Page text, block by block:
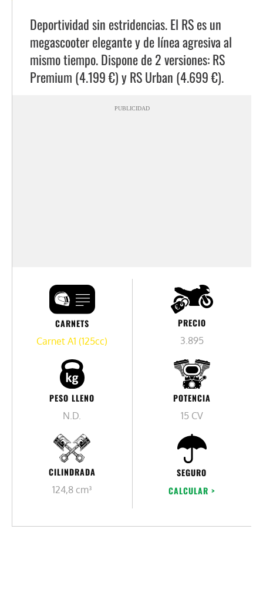
Deportividad sin estridencias. El RS es un
megascooter elegante y de línea agresiva al
mismo tiempo. Dispone de 2 versiones: RS
Premium (4.199 €) y RS Urban (4.699 €).
PUBLICIDAD
CARNETS
Carnet A1 (125cc)
PRECIO
3.895
PESO LLENO
N.D.
POTENCIA
15 CV
CILINDRADA
124,8 cm³
SEGURO
CALCULAR >